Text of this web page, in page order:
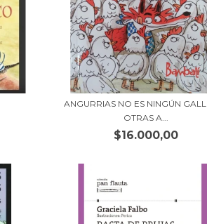
ANGURRIAS NO ES NINGÚN
OTRAS A...
$16.000,00